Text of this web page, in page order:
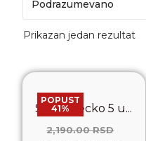
Prikazan jedan rezultat
POPUST
41%
Super secko 5 u...
2,190.00RSD